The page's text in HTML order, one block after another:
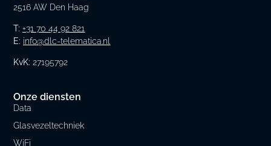
Onze diensten
Data
Glasvezeltechniek
WiFi
2516 AW Den Haag
T: +31 70 44 92 821
E: info@dlc-telematica.nl
KvK: 27195792